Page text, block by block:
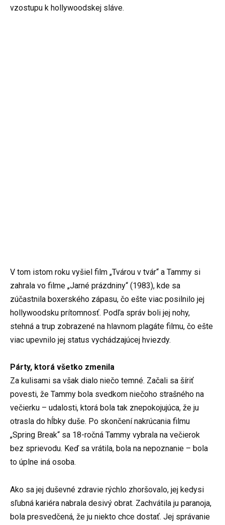
vzostupu k hollywoodskej sláve.
V tom istom roku vyšiel film „Tvárou v tvár“ a Tammy si
zahrala vo filme „Jarné prázdniny“ (1983), kde sa
zúčastnila boxerského zápasu, čo ešte viac posilnilo jej
hollywoodsku prítomnosť. Podľa správ boli jej nohy,
stehná a trup zobrazené na hlavnom plagáte filmu, čo ešte
viac upevnilo jej status vychádzajúcej hviezdy.
Párty, ktorá všetko zmenila
Za kulisami sa však dialo niečo temné. Začali sa šíriť
povesti, že Tammy bola svedkom niečoho strašného na
večierku – udalosti, ktorá bola tak znepokojujúca, že ju
otrasla do hĺbky duše. Po skončení nakrúcania filmu
„Spring Break“ sa 18-ročná Tammy vybrala na večierok
bez sprievodu. Keď sa vrátila, bola na nepoznanie – bola
to úplne iná osoba.
Ako sa jej duševné zdravie rýchlo zhoršovalo, jej kedysi
sľubná kariéra nabrala desivý obrat. Zachvátila ju paranoja,
bola presvedčená, že ju niekto chce dostať. Jej správanie